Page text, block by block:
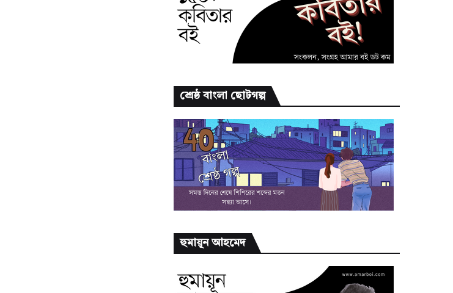
শ্রেষ্ঠ বাংলা ছোটগল্প
হুমায়ূন আহমেদ